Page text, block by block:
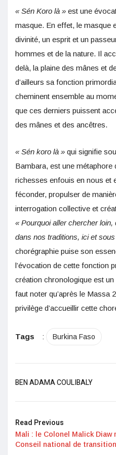
« Sén Koro là » est une
masque. En effet, le masque
divinité, un esprit et un
hommes et de la nature. Il
delà, la plaine des mânes et
d’ailleurs sa fonction
cheminent ensemble au
que ces derniers puissent
des mânes et des ancêtres.
« Sén koro là » qui signifie
Bambara, est une métaphore
richesses enfouis en nous et
féconder, propulser de
interrogation collective et
« Pourquoi aller chercher
dans nos traditions, ici et
chorégraphie puise son
l’évocation de cette fonction
création chronologique est
faut noter qu’après le Massa
privilège d’accueillir cette
Tags : Burkina Faso
BEN ADAMA COULIBALY
Read Previous
Mali : le Colonel Malick Diaw
Conseil national de transition